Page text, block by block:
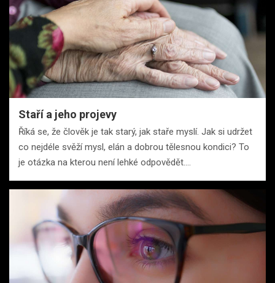
Staří a jeho projevy
Říká se, že člověk je tak starý, jak staře myslí. Jak si udržet
co nejdéle svěží mysl, elán a dobrou tělesnou kondici? To
je otázka na kterou není lehké odpovědět.…